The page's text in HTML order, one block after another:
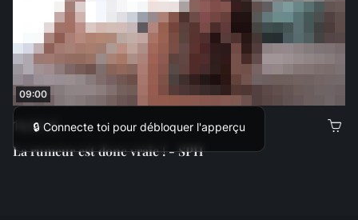
09:00
🔒 Connecte toi pour débloquer l'apperçu
14,00 €
La rumeur est donc vraie ! - SPH